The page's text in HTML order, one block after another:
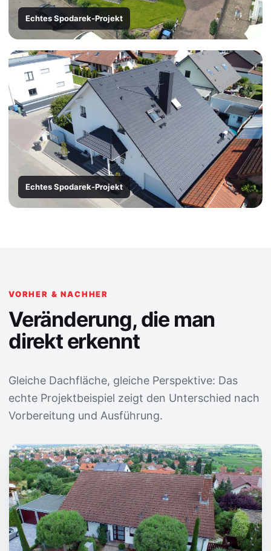
Echtes Spodarek-Projekt
Echtes Spodarek-Projekt
VORHER & NACHHER
Veränderung, die man
direkt erkennt
Gleiche Dachfläche, gleiche Perspektive: Das
echte Projektbeispiel zeigt den Unterschied nach
Vorbereitung und Ausführung.